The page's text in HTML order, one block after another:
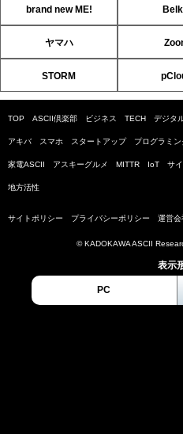
brand new ME!
ヤマハ
STORM
TOP ASCII倶楽部 ビジネス TECH デジタ
アキバ スマホ スタートアップ プログラミン
家電ASCII アスキーグルメ MITTR IoT サ
地方活性
サイトポリシー プライバシーポリシー 運営会
© KADOKAWA ASCII
表示
PC